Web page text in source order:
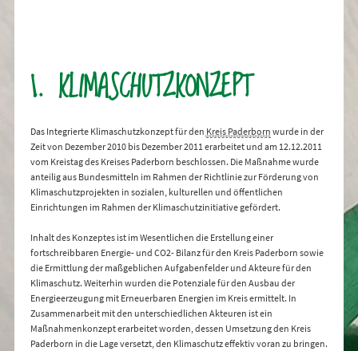
1. KLIMASCHUTZKONZEPT
Das Integrierte Klimaschutzkonzept für den Kreis Paderborn wurde in der
Zeit von Dezember 2010 bis Dezember 2011 erarbeitet und am 12.12.2011
vom Kreistag des Kreises Paderborn beschlossen. Die Maßnahme wurde
anteilig aus Bundesmitteln im Rahmen der Richtlinie zur Förderung von
Klimaschutzprojekten in sozialen, kulturellen und öffentlichen
Einrichtungen im Rahmen der Klimaschutzinitiative gefördert.
Inhalt des Konzeptes ist im Wesentlichen die Erstellung einer
fortschreibbaren Energie- und CO2- Bilanz für den Kreis Paderborn sowie
die Ermittlung der maßgeblichen Aufgabenfelder und Akteure für den
Klimaschutz. Weiterhin wurden die Potenziale für den Ausbau der
Energieerzeugung mit Erneuerbaren Energien im Kreis ermittelt. In
Zusammenarbeit mit den unterschiedlichen Akteuren ist ein
Maßnahmenkonzept erarbeitet worden, dessen Umsetzung den Kreis
Paderborn in die Lage versetzt, den Klimaschutz effektiv voran zu bringen.